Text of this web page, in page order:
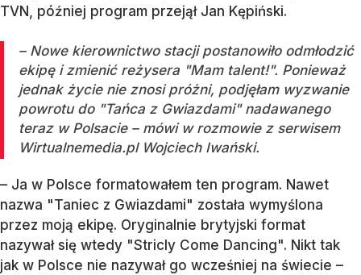
TVN, później program przejął Jan Kępiński.
– Nowe kierownictwo stacji postanowiło odmłodzić
ekipę i zmienić reżysera "Mam talent!". Ponieważ
jednak życie nie znosi próżni, podjęłam wyzwanie
powrotu do "Tańca z Gwiazdami" nadawanego
teraz w Polsacie – mówi w rozmowie z serwisem
Wirtualnemedia.pl Wojciech Iwański.
– Ja w Polsce formatowałem ten program. Nawet
nazwa "Taniec z Gwiazdami" została wymyślona
przez moją ekipę. Oryginalnie brytyjski format
nazywał się wtedy "Stricly Come Dancing". Nikt tak
jak w Polsce nie nazywał go wcześniej na świecie –